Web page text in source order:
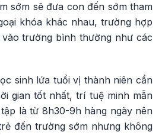
sớm sẽ đưa con đến sớm tham
khóa khác nhau, trường hợp
trường bình thường như các
sinh lứa tuổi vị thành niên cần
gian tốt nhất, trí tuệ minh mẫn
là từ 8h30-9h hàng ngày nên
đến trường sớm nhưng không